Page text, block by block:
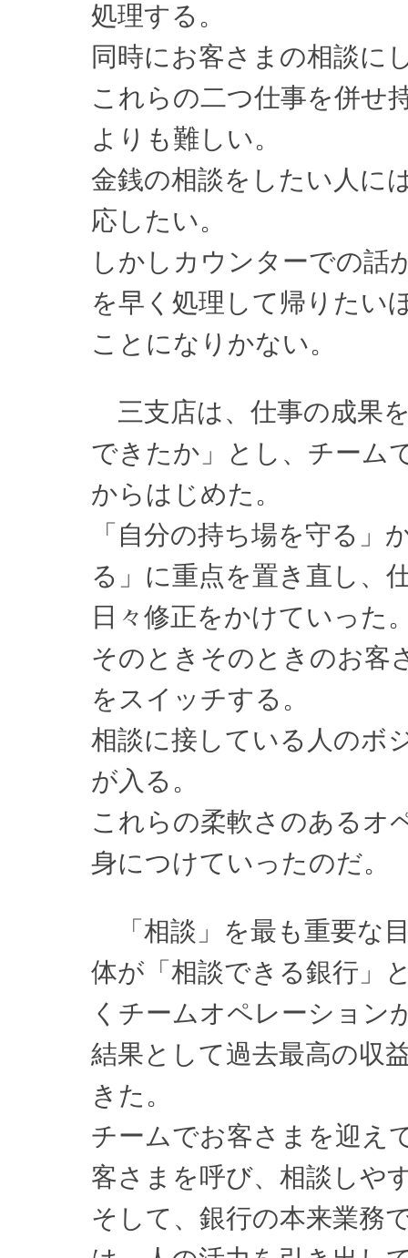
処理する。
同時にお客さまの相談に
これらの二つ仕事を併せ
よりも難しい。
金銭の相談をしたい人に
応したい。
しかしカウンターでの話
を早く処理して帰りたい
ことになりかない。
三支店は、仕事の成果
できたか」とし、チーム
からはじめた。
「自分の持ち場を守る」
る」に重点を置き直し、
日々修正をかけていった
そのときそのときのお客
をスイッチする。
相談に接している人のボ
が入る。
これらの柔軟さのあるオ
身につけていったのだ。
「相談」を最も重要な
体が「相談できる銀行」
くチームオペレーション
結果として過去最高の収
きた。
チームでお客さまを迎え
客さまを呼び、相談しや
そして、銀行の本来業務